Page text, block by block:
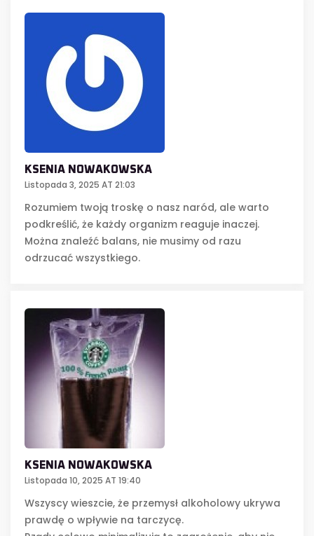
KSENIA NOWAKOWSKA
Listopada 3, 2025 AT 21:03
Rozumiem twoją troskę o nasz naród, ale warto
podkreślić, że każdy organizm reaguje inaczej.
Można znaleźć balans, nie musimy od razu
odrzucać wszystkiego.
KSENIA NOWAKOWSKA
Listopada 10, 2025 AT 19:40
Wszyscy wieszcie, że przemysł alkoholowy ukrywa
prawdę o wpływie na tarczycę.